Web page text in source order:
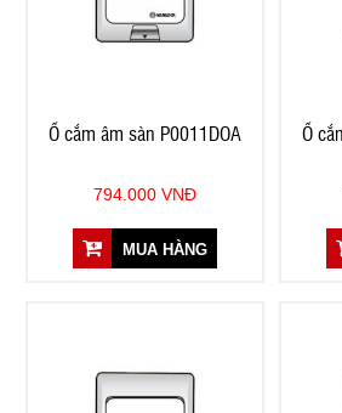
Ổ cắm âm sàn P0011DOA
794.000 VNĐ
MUA HÀNG
Ổ